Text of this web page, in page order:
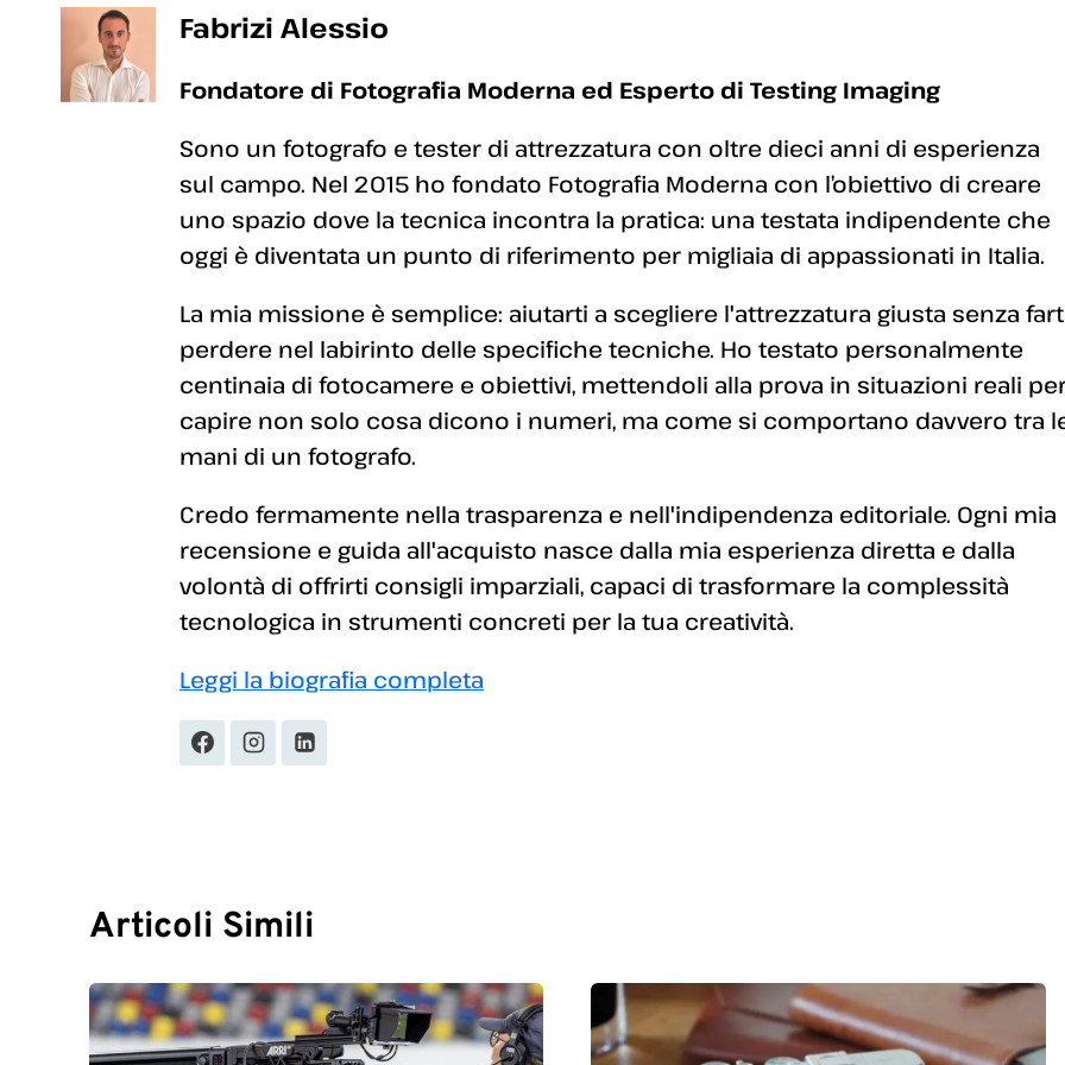
Fabrizi Alessio
Fondatore di Fotografia Moderna ed Esperto di Testing Imaging
Sono un fotografo e tester di attrezzatura con oltre dieci anni di esperienza
sul campo. Nel 2015 ho fondato Fotografia Moderna con l’obiettivo di creare
uno spazio dove la tecnica incontra la pratica: una testata indipendente che
oggi è diventata un punto di riferimento per migliaia di appassionati in Italia.
La mia missione è semplice: aiutarti a scegliere l'attrezzatura giusta senza
perdere nel labirinto delle specifiche tecniche. Ho testato personalmente
centinaia di fotocamere e obiettivi, mettendoli alla prova in situazioni reali
capire non solo cosa dicono i numeri, ma come si comportano davvero tra
mani di un fotografo.
Credo fermamente nella trasparenza e nell'indipendenza editoriale. Ogni mia
recensione e guida all'acquisto nasce dalla mia esperienza diretta e dalla
volontà di offrirti consigli imparziali, capaci di trasformare la complessità
tecnologica in strumenti concreti per la tua creatività.
Leggi la biografia completa
Articoli Simili